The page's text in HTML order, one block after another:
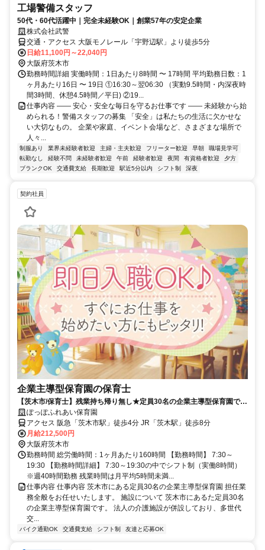
工場警備スタッフ
50代・60代活躍中｜完全未経験OK｜創業57年の安定企業
株式会社武警
交通・アクセス 大阪モノレール「宇野辺駅」より徒歩5分
日給11,100円～22,040円
大阪府茨木市
勤務時間詳細 実働時間：1日あたり8時間 〜 17時間 平均勤務日数：1
ヶ月あたり16日 〜 19日 ①16:30～翌06:30 （実動9.5時間・内深夜時
間3時間、休憩4.5時間／平日) ②19...
仕事内容 ―― 安心・安全な毎日を守るお仕事です ―― 未経験から始
められる！警備スタッフの募集 「安全」は私たちの生活に欠かせな
い大切なもの。 企業や家庭、イベント会場など、さまざまな場所で
人々...
制服あり 業界未経験者歓迎 主婦・主夫歓迎 フリーター歓迎 早朝
職場見学可
転勤なし
経験不問 未経験者歓迎 午前 経験者歓迎 夜間 有資格者歓迎
夕方
ブランクOK
交通費支給 長期歓迎 駅近5分以内 シフト制 深夜
契約社員
企業主導型保育園の保育士
【茨木市/保育士】残業持ち帰り無し★定員30名の企業主導型保育園での
お仕事です！！
ぽっぽふれあい保育園
アクセス 阪急「茨木市駅」徒歩4分 JR「茨木駅」徒歩8分
月給212,500円
大阪府茨木市
勤務時間 総労働時間：1ヶ月あたり160時間 【勤務時間】 7:30～
19:30 【勤務時間詳細】 7:30～19:30の中でシフト制（実働8時間）
※週40時間勤務 残業時間は月平均5時間未満...
仕事内容 仕事内容 茨木市にある定員30名の企業主導型保育園 担任業
務全般をお任せいたします。 施設について 茨木市にあるた定員30名
の企業主導型保育園です。 法人の介護施設が併設しており、多世代
交...
バイク通勤OK 交通費支給 シフト制 友達と応募OK